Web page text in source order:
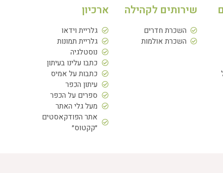
שירותים לקהילה
השכרת חדרים
השכרת אולמות
ארכיון
גלריית וידאו
גלריית תמונות
נוסטלגיה
כתבו עלינו בעיתון
כתבות על אמיס
עיתון הכפר
ספרים על הכפר
מעל גלי האתר
אתר הפודקאסטים
״קקטוס״